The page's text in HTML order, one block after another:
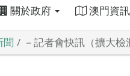
關於政府 澳門資訊
聞 －記者會快訊（擴大